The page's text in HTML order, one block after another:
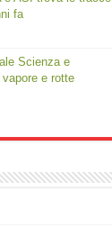
fa
Scienza e
e rotte